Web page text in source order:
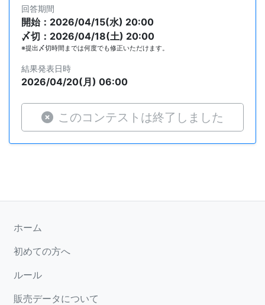
回答期間
開始：2026/04/15(水) 20:00
〆切：2026/04/18(土) 20:00
※提出〆切時間までは何度でも修正いただけます。
結果発表日時
2026/04/20(月) 06:00
このコンテストは終了しました
ホーム
初めての方へ
ルール
販売データについて